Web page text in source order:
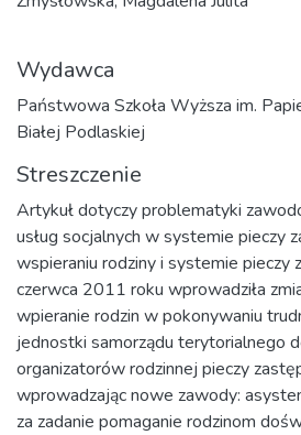
Wydawca
Państwowa Szkoła Wyższa im.
Białej Podlaskiej
Streszczenie
Artykuł dotyczy problematyki
usług socjalnych w systemie pieczy
wspieraniu rodziny i systemie pieczy
czerwca 2011 roku wprowadziła
wpieranie rodzin w pokonywaniu
jednostki samorządu terytorialnego
organizatorów rodzinnej pieczy
wprowadzając nowe zawody:
za zadanie pomaganie rodzinom